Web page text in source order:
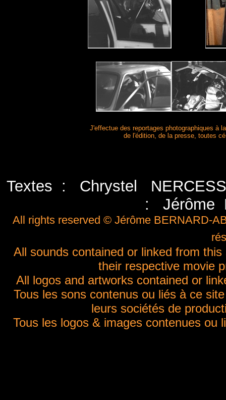
J'effectue des reportages photographiques à
de l'édition, de la presse, toutes
Textes : Chrystel
: Jérôme
All rights reserved © Jérôme BERNARD-
All sounds contained or linked from
their respective movie
All logos and artworks contained or
Tous les sons contenus ou liés à ce
leurs sociétés de
Tous les logos & images contenues ou